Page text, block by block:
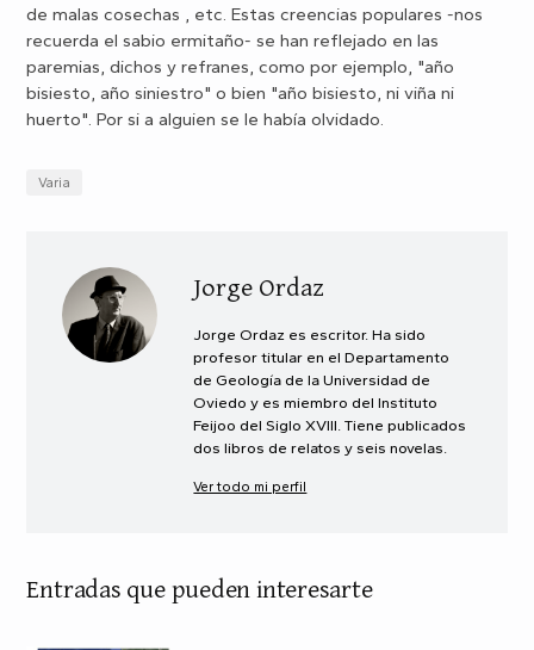
de malas cosechas , etc. Estas creencias populares -nos
recuerda el sabio ermitaño- se han reflejado en las
paremias, dichos y refranes, como por ejemplo, "año
bisiesto, año siniestro" o bien "año bisiesto, ni viña ni
huerto". Por si a alguien se le había olvidado.
Varia
Jorge Ordaz
Jorge Ordaz es escritor. Ha sido
profesor titular en el Departamento
de Geología de la Universidad de
Oviedo y es miembro del Instituto
Feijoo del Siglo XVIII. Tiene publicados
dos libros de relatos y seis novelas.
Ver todo mi perfil
Entradas que pueden interesarte